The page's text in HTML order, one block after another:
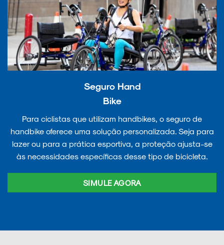
Seguro Hand
Bike
Para ciclistas que utilizam handbikes, o seguro de
handbike oferece uma solução personalizada. Seja para
lazer ou para a prática esportiva, a proteção ajusta-se
às necessidades específicas desse tipo de bicicleta.
SIMULE AGORA